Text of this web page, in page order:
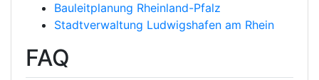
Bauleitplanung Rheinland-Pfalz
Stadtverwaltung Ludwigshafen am Rhein
FAQ